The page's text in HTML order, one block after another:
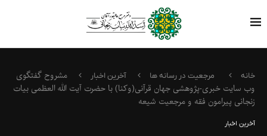
خانه مرجعیت در رسانه ها آخرین اخبار
مشروح گفتگوی
وب سایت خبری-پژوهشی جهان قرآنی(وکنا) با حضرت آیت الله العظمی بیات
زنجانی پیرامون فقه و مرجعیت شیعه
آخرین اخبار